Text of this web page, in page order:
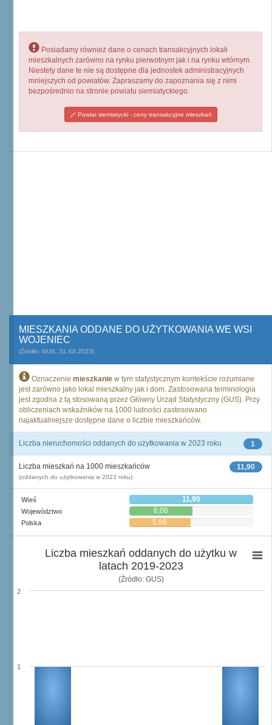
Posiadamy również dane o cenach transakcyjnych lokali
mieszkalnych zarówno na rynku pierwotnym jak i na rynku wtórnym.
Niestety dane te nie są dostępne dla jednostek administracyjnych
mniejszych od powiatów. Zapraszamy do zapoznania się z nimi
bezpośrednio na stronie powiatu siemiatyckiego.
Powiat siemiatycki - ceny transakcyjne mieszkań
MIESZKANIA ODDANE DO UŻYTKOWANIA WE WSI
WOJENIEC
(Źródło: GUS, 31.XII.2023)
Oznaczenie mieszkanie w tym statystycznym kontekście rozumiane
jest zarówno jako lokal mieszkalny jak i dom. Zastosowana terminologia
jest zgodna z tą stosowaną przez Główny Urząd Statystyczny (GUS). Przy
obliczeniach wskaźników na 1000 ludności zastosowano
najaktualniejsze dostępne dane o liczbie mieszkańców.
1
Liczba nieruchomości oddanych do użytkowania w 2023 roku
11,90
Liczba mieszkań na 1000 mieszkańców
(oddanych do użytkowania w 2023 roku)
Wieś 11,90
Województwo 6,06
Polska 5,88
Liczba mieszkań oddanych do użytku w
latach 2019-2023
(Źródło: GUS)
1
2